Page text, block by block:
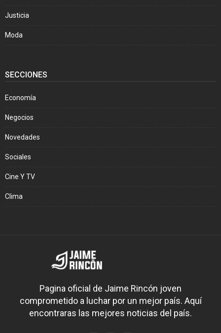
Justicia
Moda
SECCIONES
Economía
Negocios
Novedades
Sociales
Cine Y TV
Clima
Pagina oficial de Jaime Rincón joven
comprometido a luchar por un mejor país. Aquí
encontraras las mejores noticias del país.